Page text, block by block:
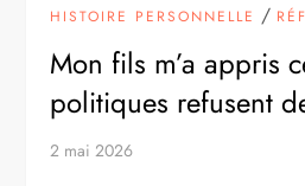
HISTOIRE PERSONNELLE /
Mon fils m’a appris
politiques refusent
2 mai 2026